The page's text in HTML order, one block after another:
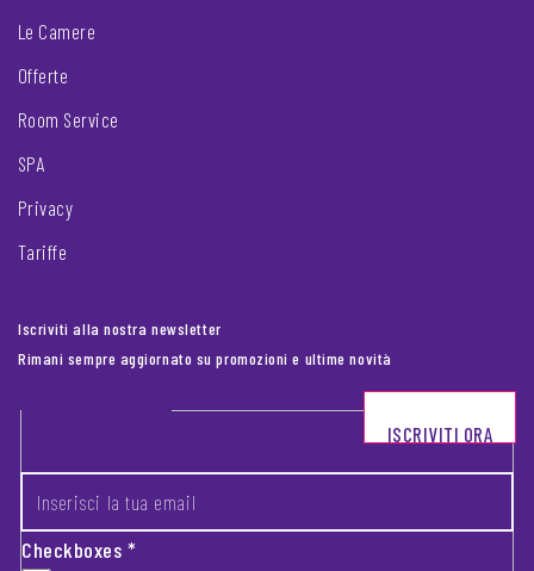
Le Camere
Offerte
Room Service
SPA
Privacy
Tariffe
Iscriviti alla nostra newsletter
Rimani sempre aggiornato su promozioni e ultime novità
Footer newsletter
Checkboxes*
ISCRIVITI ORA